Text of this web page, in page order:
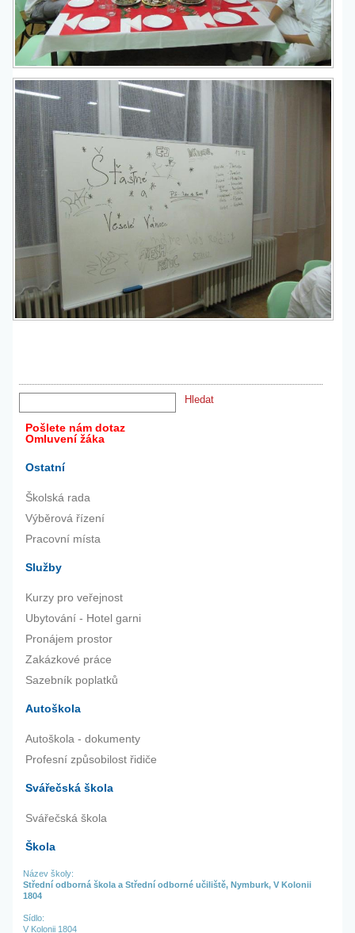
Pošlete nám dotaz
Omluvení žáka
Ostatní
Školská rada
Výběrová řízení
Pracovní místa
Služby
Kurzy pro veřejnost
Ubytování - Hotel garni
Pronájem prostor
Zakázkové práce
Sazebník poplatků
Autoškola
Autoškola - dokumenty
Profesní způsobilost řidiče
Svářečská škola
Svářečská škola
Škola
Název školy:
Střední odborná škola a Střední odborné učiliště, Nymburk, V Kolonii
1804
Sídlo:
V Kolonii 1804